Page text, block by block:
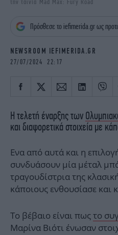
iBOOKS
OSCARS
NEWSLETTER
την ταινία Mad Max: Fury Road
Πρόσθεσε το iefimerida.gr ως
NEWSROOM IEFIMERIDA.GR
27/07/2024 22:17
Η τελετή έναρξης των
και διαφορετικά στοιχεία με
Ενα από αυτά και η
συνδυάσουν μία μέταλ
τραγουδίστρια της
κάποιους ενθουσίασε και
Το βέβαιο είναι πωςτο
Μαρίνα Βιότι ένωσαν